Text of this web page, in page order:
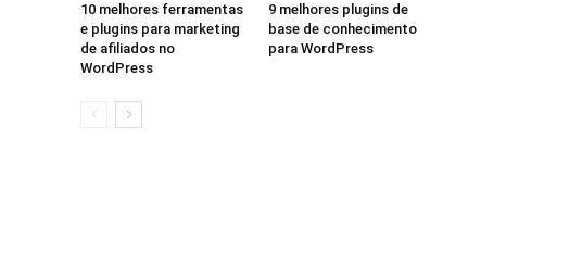
10 melhores ferramentas
e plugins para marketing
de afiliados no
WordPress
9 melhores plugins de
base de conhecimento
para WordPress